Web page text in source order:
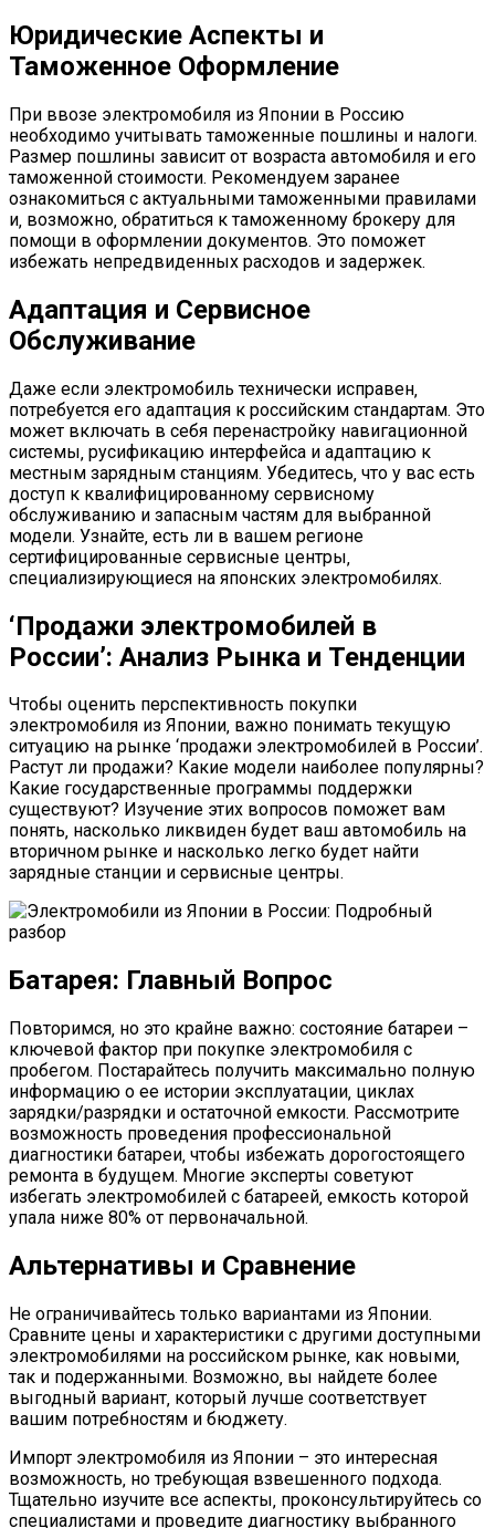
Юридические Аспекты и
Таможенное Оформление
При ввозе электромобиля из Японии в Россию
необходимо учитывать таможенные пошлины и налоги.
Размер пошлины зависит от возраста автомобиля и его
таможенной стоимости. Рекомендуем заранее
ознакомиться с актуальными таможенными правилами
и‚ возможно‚ обратиться к таможенному брокеру для
помощи в оформлении документов. Это поможет
избежать непредвиденных расходов и задержек.
Адаптация и Сервисное
Обслуживание
Даже если электромобиль технически исправен‚
потребуется его адаптация к российским стандартам. Это
может включать в себя перенастройку навигационной
системы‚ русификацию интерфейса и адаптацию к
местным зарядным станциям. Убедитесь‚ что у вас есть
доступ к квалифицированному сервисному
обслуживанию и запасным частям для выбранной
модели. Узнайте‚ есть ли в вашем регионе
сертифицированные сервисные центры‚
специализирующиеся на японских электромобилях.
‘Продажи электромобилей в
России’: Анализ Рынка и Тенденции
Чтобы оценить перспективность покупки
электромобиля из Японии‚ важно понимать текущую
ситуацию на рынке ‘продажи электромобилей в России’.
Растут ли продажи? Какие модели наиболее популярны?
Какие государственные программы поддержки
существуют? Изучение этих вопросов поможет вам
понять‚ насколько ликвиден будет ваш автомобиль на
вторичном рынке и насколько легко будет найти
зарядные станции и сервисные центры.
Батарея: Главный Вопрос
Повторимся‚ но это крайне важно: состояние батареи –
ключевой фактор при покупке электромобиля с
пробегом. Постарайтесь получить максимально полную
информацию о ее истории эксплуатации‚ циклах
зарядки/разрядки и остаточной емкости. Рассмотрите
возможность проведения профессиональной
диагностики батареи‚ чтобы избежать дорогостоящего
ремонта в будущем. Многие эксперты советуют
избегать электромобилей с батареей‚ емкость которой
упала ниже 80% от первоначальной.
Альтернативы и Сравнение
Не ограничивайтесь только вариантами из Японии.
Сравните цены и характеристики с другими доступными
электромобилями на российском рынке‚ как новыми‚
так и подержанными. Возможно‚ вы найдете более
выгодный вариант‚ который лучше соответствует
вашим потребностям и бюджету.
Импорт электромобиля из Японии – это интересная
возможность‚ но требующая взвешенного подхода.
Тщательно изучите все аспекты‚ проконсультируйтесь со
специалистами и проведите диагностику выбранного